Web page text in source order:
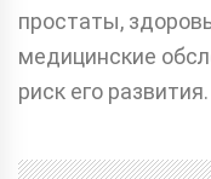
простаты,
медицинские
риск его развития.